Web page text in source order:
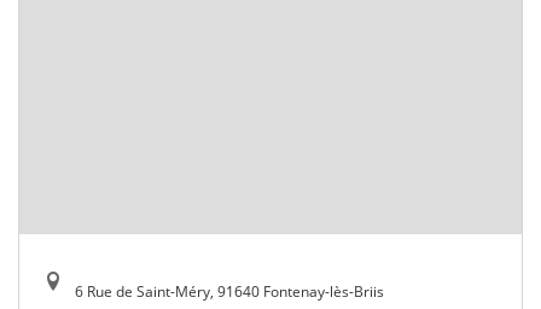
6 Rue de Saint-Méry, 91640 Fontenay-lès-Briis